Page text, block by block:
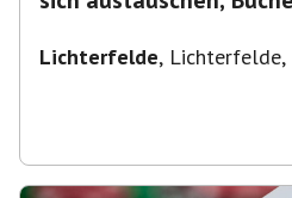
Lichterfelde,